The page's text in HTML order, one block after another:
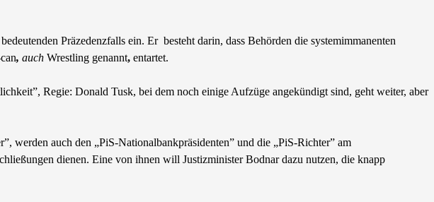
Präzedenzfalls ein. Er besteht darin, dass Behörden die systemimmanenten
, auch Wrestling genannt, entartet.
Regie: Donald Tusk, bei dem noch einige Aufzüge angekündigt sind, geht weiter, aber
werden auch den „PiS-Nationalbankpräsidenten” und die „PiS-Richter” am
dienen. Eine von ihnen will Justizminister Bodnar dazu nutzen, die knapp